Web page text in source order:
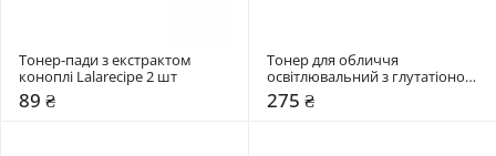
Тонер-пади з екстрактом
коноплі Lalarecipe 2 шт
89 ₴
Тонер для обличчя
освітлювальний з глутатіоном
Skin&Lab 15 мл
275 ₴